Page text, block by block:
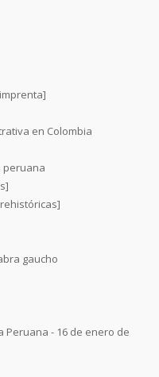
en Colombia
peruana
gaucho
Peruana - 16 de enero de